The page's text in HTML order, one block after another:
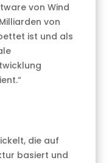
von Wind
von
ist und als
die auf
basiert und